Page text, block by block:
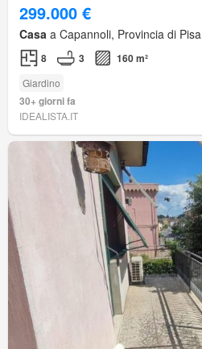
299.000 €
Casa a Capannoli, Provincia di Pisa
8 3 160 m²
Giardino
30+ giorni fa
IDEALISTA.IT